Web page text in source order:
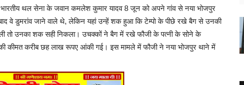
भारतीय थल सेना के जवान कमलेश कुमार यादव 8 जून को अपने गांव से नया भोजपुर
वे डुमरांव जाने वाले थे, लेकिन यहां उन्हें शक हुआ कि टेम्पो के पीछे रखे बैग से उनकी
तो उनका शक सही निकला। उचक्कों ने बैग में रखे फौजी के पत्नी के सोने के
कीमत करीब छह लाख रूपए आंकी गई। इस मामले में फौजी ने नया भोजपुर थाने में